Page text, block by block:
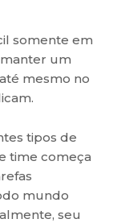
somente em
um
mesmo no
tipos de
time começa
mundo
seu